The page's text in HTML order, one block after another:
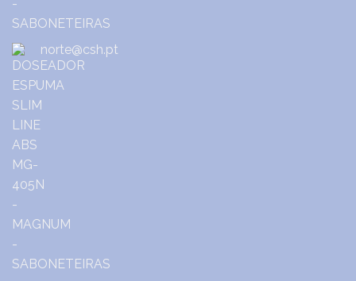
norte@csh.pt